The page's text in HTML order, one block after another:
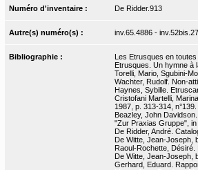
Numéro d'inventaire : De Ridder.913
Autre(s) numéro(s) : inv.65.4886 -
Bibliographie :
Les Etrusques en
Etrusques. Un hymne à
Torelli, Mario, Sgubini-
Wachter, Rudolf. Non-
Haynes, Sybille.
Cristofani Martelli,
1987, p. 313-314, n°139.
Beazley, John
"Zur Praxias Gruppe", in
De Ridder, André.
De Witte, Jean-Joseph,
Raoul-Rochette,
De Witte, Jean-Joseph,
Gerhard, Eduard.